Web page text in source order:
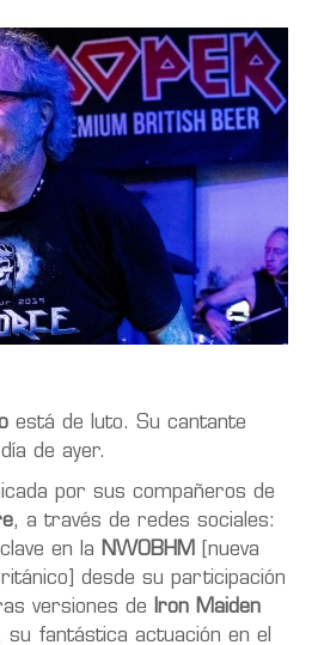
está de luto. Su cantante
de ayer.
por sus compañeros de
, a través de redes sociales:
en la NWOBHM [nueva
desde su participación
versiones de Iron Maiden
fantástica actuación en el